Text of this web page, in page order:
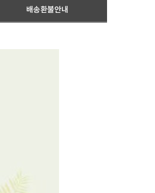
배송환불안내